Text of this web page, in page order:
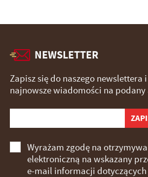
NEWSLETTER
Zapisz się do naszego newslettera
najnowsze wiadomości na
Wyrażam zgodę na
elektroniczną na wskazany
e-mail informacji